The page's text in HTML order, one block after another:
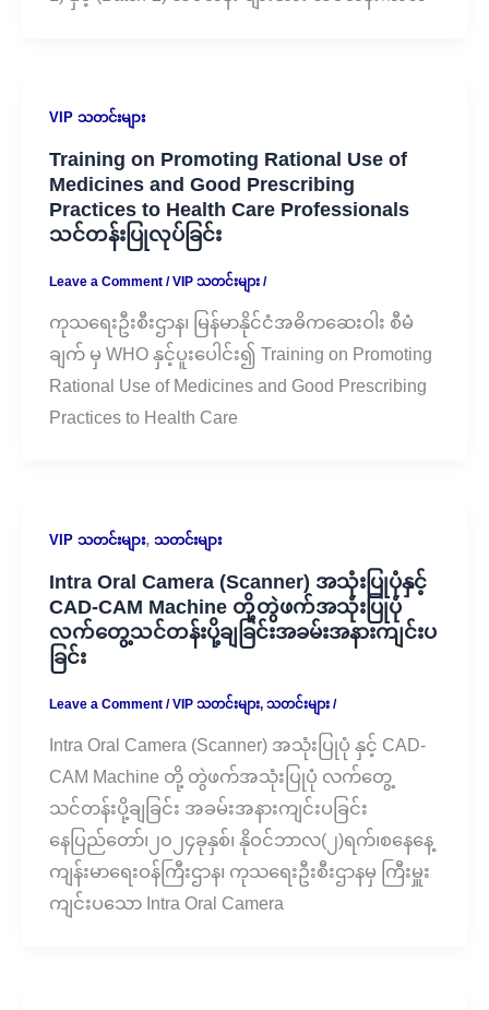
VIP သတင်းများ
Training on Promoting Rational Use of
Medicines and Good Prescribing
Practices to Health Care Professionals
သင်တန်းပြုလုပ်ခြင်း
Leave a Comment /VIP သတင်းများ/
ကုသရေးဦးစီးဌာန၊ မြန်မာနိုင်ငံအဓိကဆေးဝါး စီမံ
ချက် မှ WHO နှင့်ပူးပေါင်း၍ Training on Promoting
Rational Use of Medicines and Good Prescribing
Practices to Health Care
VIP သတင်းများ, သတင်းများ
Intra Oral Camera (Scanner) အသုံးပြုပုံနှင့်
CAD-CAM Machine တို့တွဲဖက်အသုံးပြုပုံ
လက်တွေ့သင်တန်းပို့ချခြင်းအခမ်းအနားကျင်းပ
ခြင်း
Leave a Comment /VIP သတင်းများ, သတင်းများ/
Intra Oral Camera (Scanner) အသုံးပြုပုံ နှင့် CAD-
CAM Machine တို့ တွဲဖက်အသုံးပြုပုံ လက်တွေ့
သင်တန်းပို့ချခြင်း အခမ်းအနားကျင်းပခြင်း
နေပြည်တော်၊၂၀၂၄ခုနှစ်၊ နိုဝင်ဘာလ(၂)ရက်၊စနေနေ့
ကျန်းမာရေးဝန်ကြီးဌာန၊ ကုသရေးဦးစီးဌာနမှ ကြီးမှူး
ကျင်းပသော Intra Oral Camera